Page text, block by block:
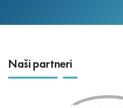
Naši partneri